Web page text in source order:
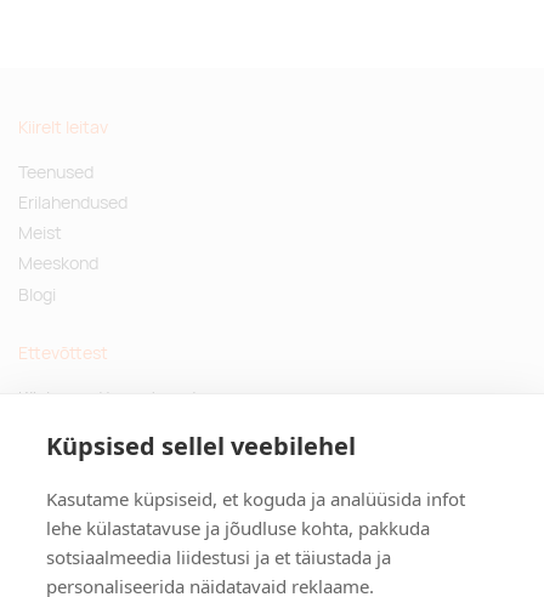
Küpsised sellel veebilehel
Kasutame küpsiseid, et koguda ja analüüsida infot
lehe külastatavuse ja jõudluse kohta, pakkuda
sotsiaalmeedia liidestusi ja et täiustada ja
personaliseerida näidatavaid reklaame.
Kiirelt leitav
Teenused
Erilahendused
Meist
Meeskond
Blogi
Ettevõttest
Küsimused ja vastused
Privaatsuspoliitika
Kontakt
Tulika põik 3, Tallinn
info@kinkston.ee